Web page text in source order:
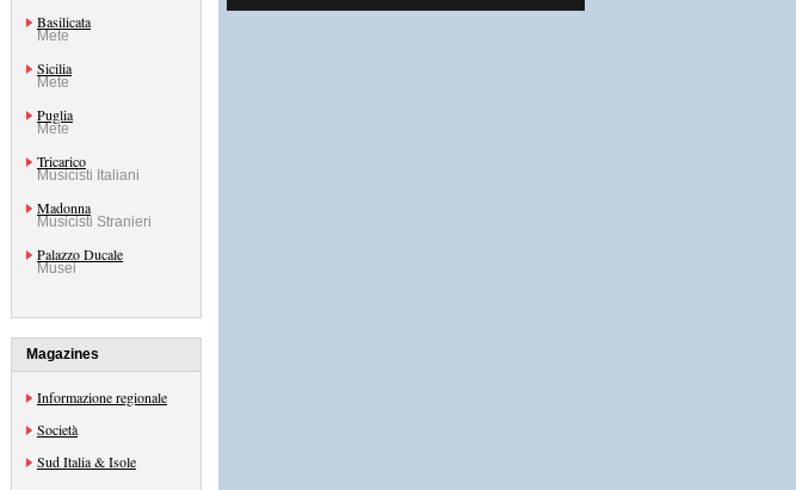
Basilicata
Mete
Sicilia
Mete
Puglia
Mete
Tricarico
Musicisti Italiani
Madonna
Musicisti Stranieri
Palazzo Ducale
Musei
Magazines
Informazione regionale
Società
Sud Italia & Isole